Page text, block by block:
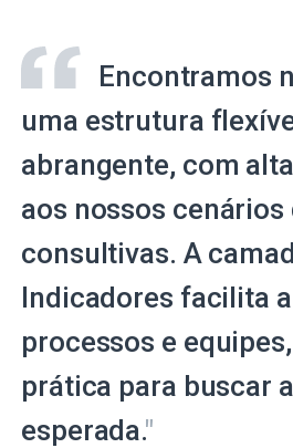
Encontramos
uma estrutura
abrangente, com
aos nossos cenários
consultivas. A
Indicadores facilita
processos e
prática para buscar
esperada."